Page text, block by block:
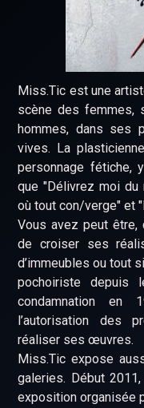
Miss.Tic est une
scène des femmes,
hommes, dans ses
vives. La
personnage fétiche,
que "Délivrez moi du
où tout con/verge" et
Vous avez peut être,
de croiser ses
d’immeubles ou tout
pochoiriste depuis
condamnation en
l’autorisation des
réaliser ses œuvres.
Miss.Tic expose
galeries. Début
exposition organisée